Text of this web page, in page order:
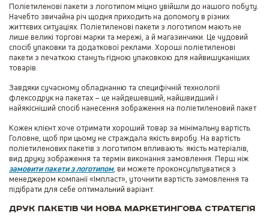
Поліетиленові пакети з логотипом міцно увійшли до нашого побуту.
Начебто звичайна річ щодня приходить на допомогу в різних
життєвих ситуаціях. Поліетиленові пакети з логотипом мають не
лише великі торгові марки та мережі, а й магазинчики. Це чудовий
спосіб упаковки та додаткової реклами. Хороші поліетиленові
пакети з печаткою стануть гідною упаковкою для найвишуканіших
товарів.
Завдяки сучасному обладнанню та специфічній технології
флексодрук на пакетах – це найдешевший, найшвидший і
найякісніший спосіб нанесення зображення на поліетиленовий пакет
Кожен клієнт хоче отримати хороший товар за мінімальну вартість.
Головне, щоб при цьому не страждала якість виробу. На вартість
поліетиленових пакетів з логотипом впливають: якість матеріалів,
вид друку зображення та термін виконання замовлення. Перш ніж
замовити пакети з логотипом, ви можете проконсультуватися з
менеджером компанії «Імпласт», уточнити вартість замовлення та
підібрати для себе оптимальний варіант.
Друк пакетів чи нова маркетингова стратегія